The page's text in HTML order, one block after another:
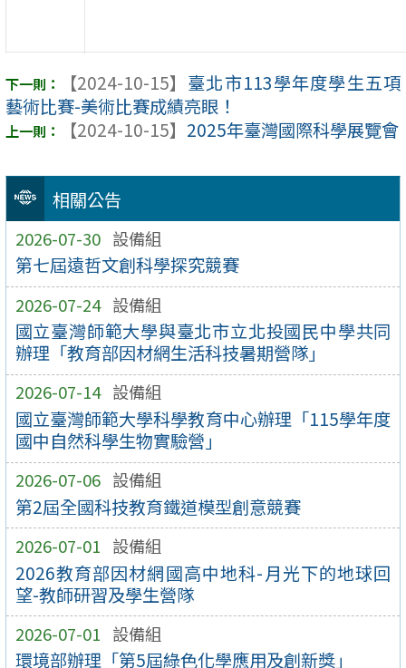
相關公告
2026-07-30 設備組
第七屆遠哲文創科學探究競賽
2026-07-24 設備組
國立臺灣師範大學與臺北市立北投國民中學共同
辦理「教育部因材網生活科技暑期營隊」
2026-07-14 設備組
國立臺灣師範大學科學教育中心辦理「115學年度
國中自然科學生物實驗營」
2026-07-06 設備組
第2屆全國科技教育鐵道模型創意競賽
2026-07-01 設備組
2026教育部因材網國高中地科-月光下的地球回
望-教師研習及學生營隊
2026-07-01 設備組
環境部辦理「第5屆綠色化學應用及創新獎」
【2024-10-15】 臺北市113學年度學生五項
藝術比賽-美術比賽成績亮眼！
【2024-10-15】 2025年臺灣國際科學展覽會